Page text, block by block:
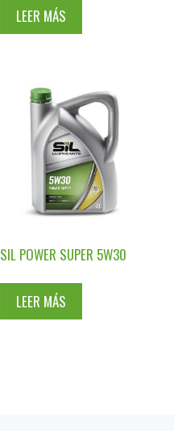
LEER MÁS
SIL POWER SUPER 5W30
LEER MÁS